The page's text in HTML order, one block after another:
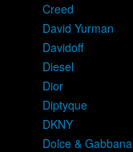
Creed
David Yurman
Davidoff
Diesel
Dior
Diptyque
DKNY
Dolce & Gabbana